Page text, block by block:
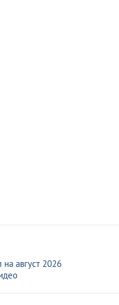
август 2026